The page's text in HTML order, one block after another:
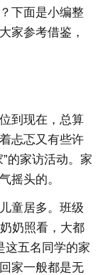
下面是小编整
家参考借鉴，
到现在，总算
忐忑又有些许
的家访活动。家
摇头的。
童居多。班级
奶照看，大都
这五名同学的家
家一般都是无